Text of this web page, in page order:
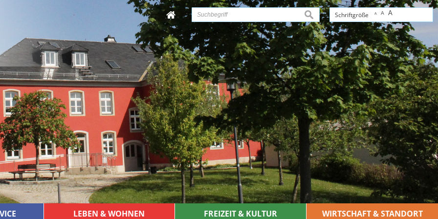
Schriftgröße A A A
suchen
LEBEN & WOHNEN FREIZEIT & KULTUR WIRTSCHAFT & STANDORT